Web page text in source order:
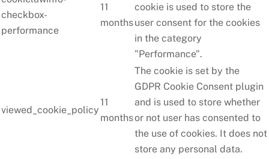
checkbox-
performance
11
months
cookie is used to store the
user consent for the cookies
in the category
"Performance".
viewed_cookie_policy
11
months
The cookie is set by the
GDPR Cookie Consent plugin
and is used to store whether
or not user has consented to
the use of cookies. It does not
store any personal data.